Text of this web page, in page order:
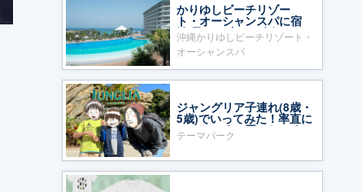
かりゆしビーチリゾー
ト・オーシャンスパに宿
泊 子ども連れに人気
沖縄かりゆしビーチリゾート・
オーシャンスパ
ジャングリア子連れ(8歳・
5歳)でいってみた！率直に
いいところ・悪いところ
テーマパーク